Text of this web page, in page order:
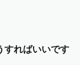
すればいいです